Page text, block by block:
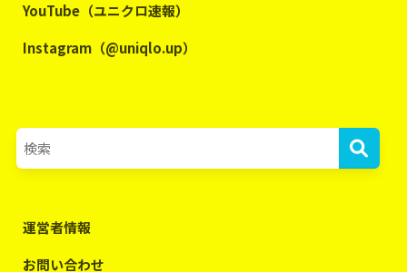
YouTube（ユニクロ速報）
Instagram（@uniqlo.up）
運営者情報
お問い合わせ